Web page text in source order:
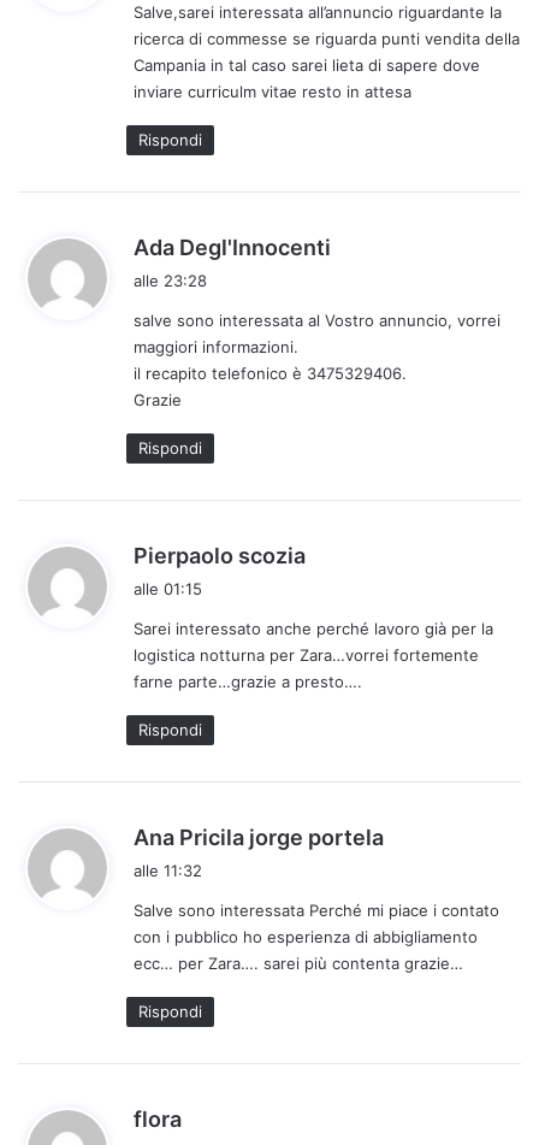
e
t
t
o
Salve,sarei interessata all’annuncio riguardante la
ricerca di commesse se riguarda punti vendita della
Campania in tal caso sarei lieta di sapere dove
inviare curriculm vitae resto in attesa
Rispondi
Ada Degl'Innocenti
e
t
alle 23:28
salve sono interessata al Vostro annuncio, vorrei
maggiori informazioni.
il recapito telefonico è 3475329406.
Grazie
Rispondi
Pierpaolo scozia
e
t
t
alle 01:15
Sarei interessato anche perché lavoro già per la
logistica notturna per Zara…vorrei fortemente
farne parte…grazie a presto….
Rispondi
Ana Pricila jorge portela
e
t
t
alle 11:32
Salve sono interessata Perché mi piace i contato
con i pubblico ho esperienza di abbigliamento
ecc… per Zara…. sarei più contenta grazie…
Rispondi
flora